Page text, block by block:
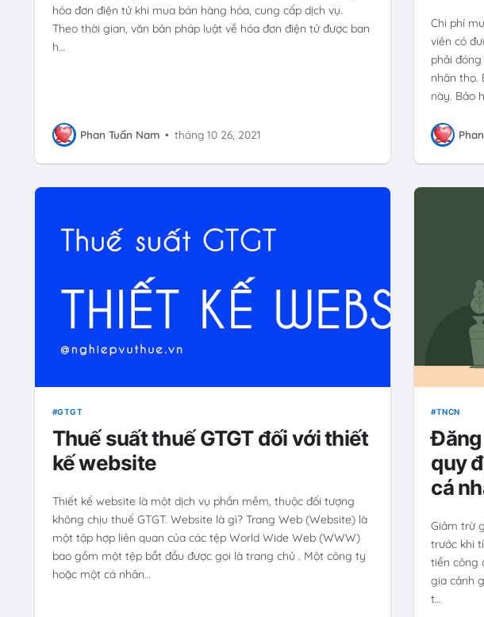
hóa đơn điện tử khi mua bán hàng hóa, cung cấp dịch vụ.
Theo thời gian, văn bản pháp luật về hóa đơn điện tử được ban
h…
Phan Tuấn Nam • tháng 10 26, 2021
Chi phí
viên có
phải
nhân thọ.
này. Bảo
GTGT
Thuế suất thuế GTGT đối với thiết
kế website
Thiết kế website là một dịch vụ phần mềm, thuộc đối tượng
không chịu thuế GTGT. Website là gì? Trang Web (Website) là
một tập hợp liên quan của các tệp World Wide Web (WWW)
bao gồm một tệp bắt đầu được gọi là trang chủ . Một công ty
hoặc một cá nhân…
TNCN
quy
cá
Giảm trừ
trước khi
tiền công
gia cảnh
t…